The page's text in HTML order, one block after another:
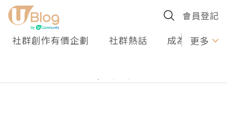
會員登記
社群創作有價企劃 社群熱話 成為U更多